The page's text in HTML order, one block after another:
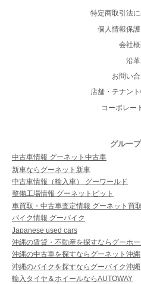
特定商取引法
個人情報保
会社
沿革
お問い
店舗・テナン
コーポレー
グルー
中古車情報 グーネット中古車
新車ならグーネット新車
中古車情報（輸入車） グーワールド
整備工場情報 グーネットピット
車買取・中古車査定情報 グーネット買取
バイク情報 グーバイク
Japanese used cars
沖縄の賃貸・不動産を探すならグーホ
沖縄の中古車を探すならグーネット沖縄
沖縄のバイクを探すならグーバイク沖縄
輸入タイヤ＆ホイールならAUTOWAY